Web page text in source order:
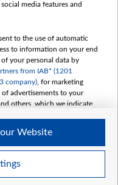
media features and
to the use of automatic
to information on your end
your personal data by
from IAB* (1201
company) , for marketing
advertisements to your
others, which we indicate
S.A. w likwidacji are as
Website